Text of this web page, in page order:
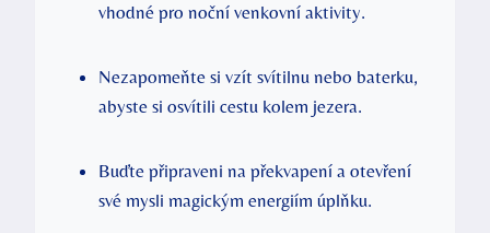
vhodné pro noční venkovní aktivity.
Nezapomeňte si vzít svítilnu nebo baterku,
abyste si osvítili cestu kolem jezera.
Buďte připraveni na překvapení a otevření
své mysli magickým energiím úplňku.